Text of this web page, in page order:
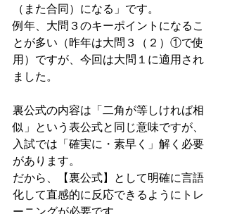
（また合同）になる」です。
例年、大問３のキーポイントになるこ
とが多い（昨年は大問３（２）①で使
用）ですが、今回は大問１に適用され
ました。
裏公式の内容は「二角が等しければ相
似」という表公式と同じ意味ですが、
入試では「確実に・素早く」解く必要
があります。
だから、【裏公式】として明確に言語
化して直感的に反応できるようにトレ